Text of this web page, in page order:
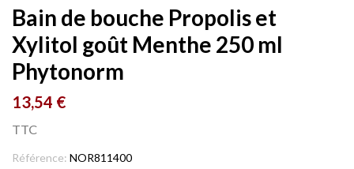
Bain de bouche Propolis et
Xylitol goût Menthe 250 ml
Phytonorm
13,54 €
TTC
Référence: NOR811400